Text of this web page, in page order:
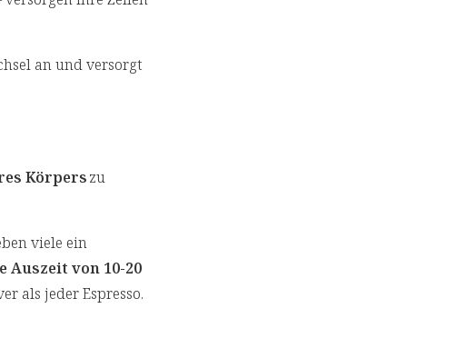
an und versorgt
Körperszu
viele ein
Auszeit von 10-20
als jeder Espresso.